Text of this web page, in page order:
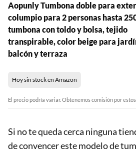
Aopunly Tumbona doble para
columpio para 2 personas hasta
tumbona con toldo y bolsa, tejido
transpirable, color beige para
balcón y terraza
Hoy sin stock en Amazon
El precio podría variar. Obtenemos comisión por
Si no te queda cerca ninguna
de convencer este modelo de